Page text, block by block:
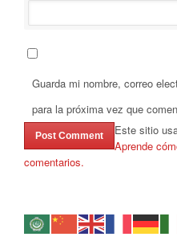
Guarda mi nombre, correo
para la próxima vez que
Este sitio
Aprende
comentarios.